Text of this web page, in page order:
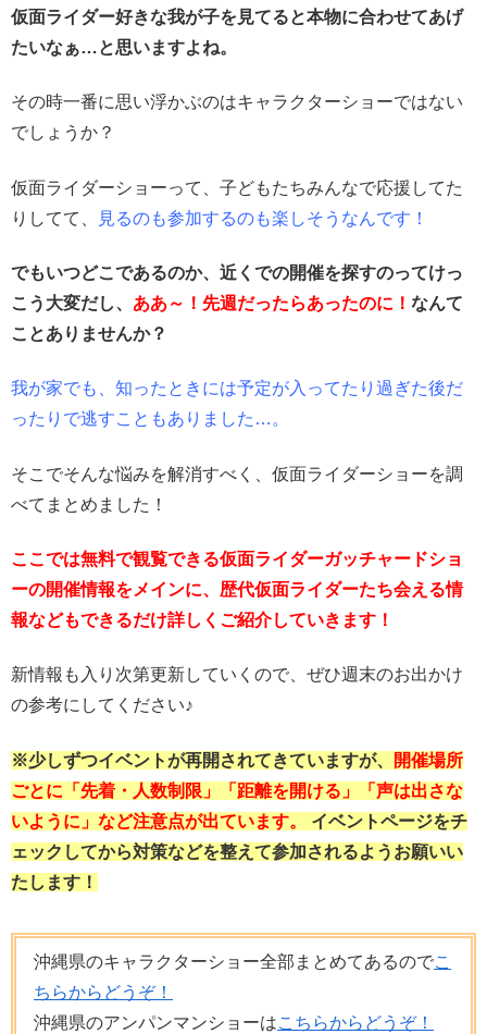
仮面ライダー好きな我が子を見てると本物に合わせてあげ
たいなぁ…と思いますよね。
その時一番に思い浮かぶのはキャラクターショーではない
でしょうか？
仮面ライダーショーって、子どもたちみんなで応援してた
りしてて、
見るのも参加するのも楽しそうなんです！
でもいつどこであるのか、近くでの開催を探すのってけっ
こう大変だし、 ああ～！先週だったらあったのに！ なんて
ことありませんか？
我が家でも、知ったときには予定が入ってたり過ぎた後だ
ったりで逃すこともありました…。
そこでそんな悩みを解消すべく、仮面ライダーショーを調
べてまとめました！
ここでは無料で観覧できる仮面ライダーガッチャードショ
ーの開催情報をメインに、歴代仮面ライダーたち会える情
報などもできるだけ詳しくご紹介していきます！
新情報も入り次第更新していくので、ぜひ週末のお出かけ
の参考にしてください♪
※少しずつイベントが再開されてきていますが、
開催場所
ごとに「先着・人数制限」「距離を開ける」「声は出さな
いように」など注意点が出ています。 イベントページをチ
ェックしてから対策などを整えて参加されるようお願いい
たします！
沖縄県のキャラクターショー全部まとめてあるのでこ
ちらからどうぞ！
沖縄県のアンパンマンショーはこちらからどうぞ！